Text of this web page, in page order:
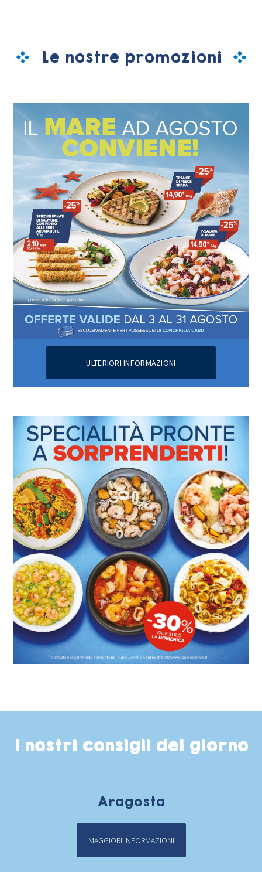
Le nostre promozioni
ULTERIORI INFORMAZIONI
I nostri consigli del giorno
Aragosta
MAGGIORI INFORMAZIONI